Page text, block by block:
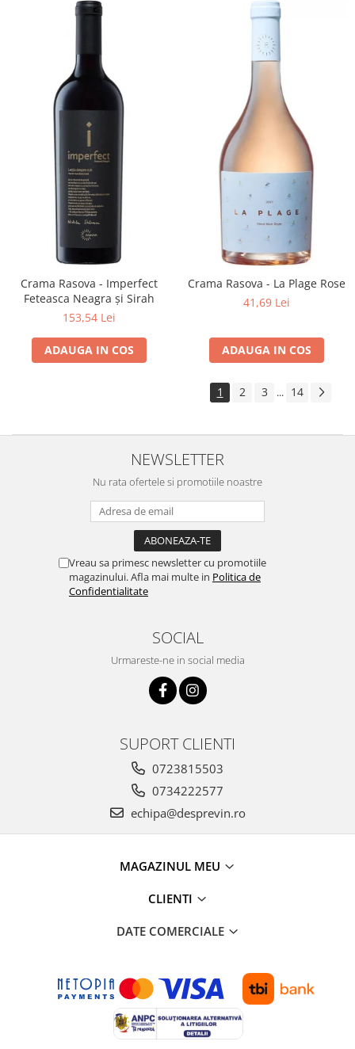
Crama Rasova - Imperfect
Feteasca Neagra și Sirah
153,54 Lei
ADAUGA IN COS
Crama Rasova - La Plage Rose
41,69 Lei
ADAUGA IN COS
1 2 3 ... 14
NEWSLETTER
Nu rata ofertele si promotiile noastre
Vreau sa primesc newsletter cu promotiile
magazinului. Afla mai multe in Politica de
Confidentialitate
SOCIAL
Urmareste-ne in social media
SUPORT CLIENTI
0723815503
0734222577
echipa@desprevin.ro
MAGAZINUL MEU
CLIENTI
DATE COMERCIALE